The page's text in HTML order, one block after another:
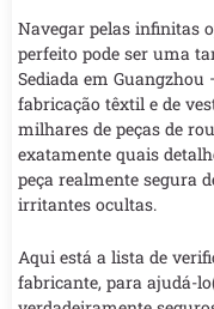
Navegar pelas infinitas
perfeito pode ser uma
Sediada em
fabricação têxtil e de
milhares de peças de
exatamente quais
peça realmente segura
irritantes ocultas.
Aqui está a lista de
fabricante, para ajudá-